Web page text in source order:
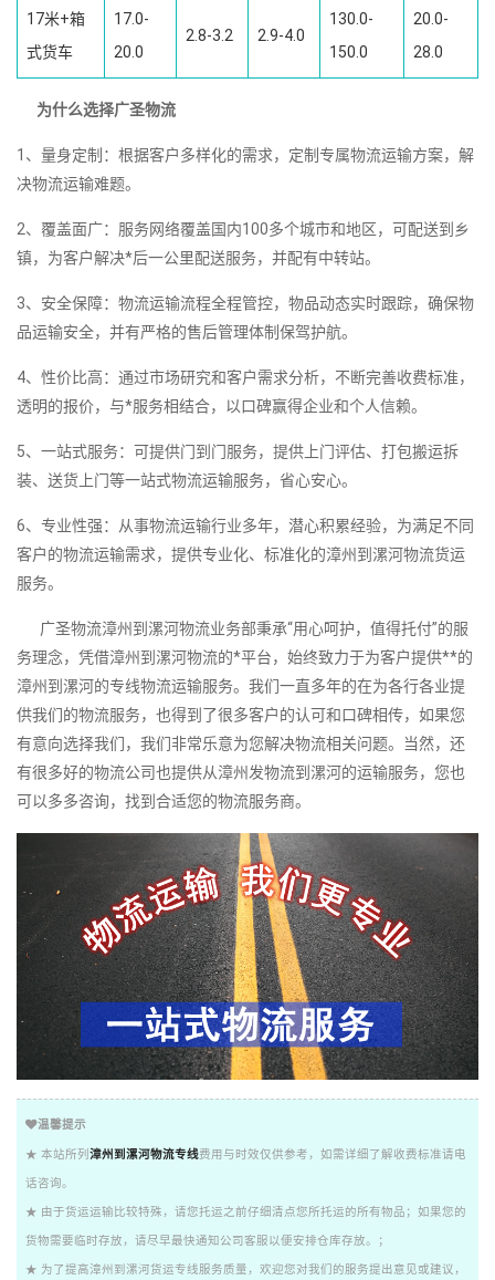
17米+箱
式货车
17.0-
20.0
2.8-3.2 2.9-4.0
130.0-
150.0
20.0-
28.0
为什么选择广圣物流
1、量身定制：根据客户多样化的需求，定制专属物流运输方案，解
决物流运输难题。
2、覆盖面广：服务网络覆盖国内100多个城市和地区，可配送到乡
镇，为客户解决*后一公里配送服务，并配有中转站。
3、安全保障：物流运输流程全程管控，物品动态实时跟踪，确保物
品运输安全，并有严格的售后管理体制保驾护航。
4、性价比高：通过市场研究和客户需求分析，不断完善收费标准，
透明的报价，与*服务相结合，以口碑赢得企业和个人信赖。
5、一站式服务：可提供门到门服务，提供上门评估、打包搬运拆
装、送货上门等一站式物流运输服务，省心安心。
6、专业性强：从事物流运输行业多年，潜心积累经验，为满足不同
客户的物流运输需求，提供专业化、标准化的漳州到漯河物流货运
服务。
广圣物流漳州到漯河物流业务部秉承“用心呵护，值得托付”的服
务理念，凭借漳州到漯河物流的*平台，始终致力于为客户提供**的
漳州到漯河的专线物流运输服务。我们一直多年的在为各行各业提
供我们的物流服务，也得到了很多客户的认可和口碑相传，如果您
有意向选择我们，我们非常乐意为您解决物流相关问题。当然，还
有很多好的物流公司也提供从漳州发物流到漯河的运输服务，您也
可以多多咨询，找到合适您的物流服务商。
温馨提示
★ 本站所列 漳州到漯河物流专线费用与时效仅供参考，如需详细了解收费标准请电
话咨询。
★ 由于货运运输比较特殊，请您托运之前仔细清点您所托运的所有物品；如果您的
货物需要临时存放，请尽早最快通知公司客服以便安排仓库存放。；
★ 为了提高漳州到漯河货运专线服务质量，欢迎您对我们的服务提出意见或建议，